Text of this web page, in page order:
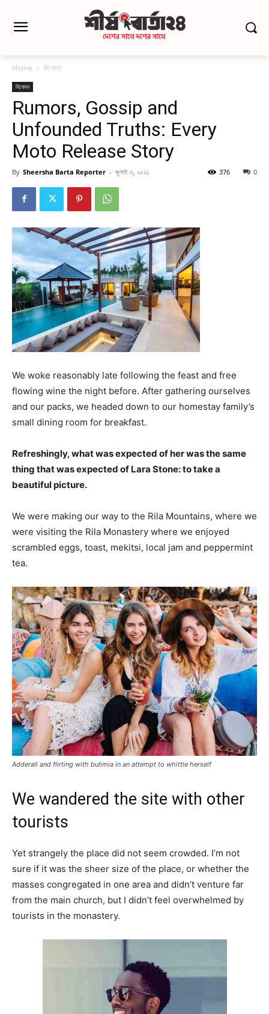
Home বিনোদন
বিনোদন
Rumors, Gossip and
Unfounded Truths: Every
Moto Release Story
By Sheersha Barta Reporter - জুলাই ৩, ২০২১ 0
376
We woke reasonably late following the feast and free
flowing wine the night before. After gathering ourselves
and our packs, we headed down to our homestay family’s
small dining room for breakfast.
Refreshingly, what was expected of her was the same
thing that was expected of Lara Stone: to take a
beautiful picture.
We were making our way to the Rila Mountains, where we
were visiting the Rila Monastery where we enjoyed
scrambled eggs, toast, mekitsi, local jam and peppermint
tea.
Adderall and flirting with bulimia in an attempt to whittle herself
We wandered the site with other
tourists
Yet strangely the place did not seem crowded. I’m not
sure if it was the sheer size of the place, or whether the
masses congregated in one area and didn’t venture far
from the main church, but I didn’t feel overwhelmed by
tourists in the monastery.